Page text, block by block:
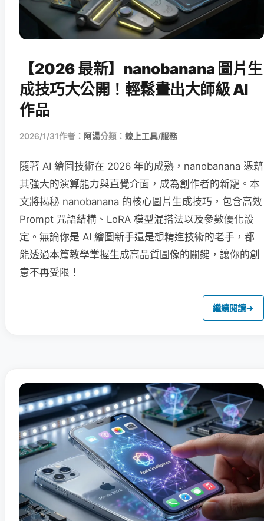
【2026 最新】nanobanana 圖片生
成技巧大公開！輕鬆畫出大師級 AI
作品
2026/1/31作者： 阿湯分類： 線上工具/服務
隨著 AI 繪圖技術在 2026 年的成熟，nanobanana 憑藉
其強大的演算能力與直覺介面，成為創作者的新寵。本
文將揭秘 nanobanana 的核心圖片生成技巧，包含高效
Prompt 咒語結構、LoRA 模型混搭法以及參數優化設
定。無論你是 AI 繪圖新手還是想精進技術的老手，都
能透過本篇教學掌握生成高品質圖像的關鍵，讓你的創
意不再受限！
繼續閱讀→